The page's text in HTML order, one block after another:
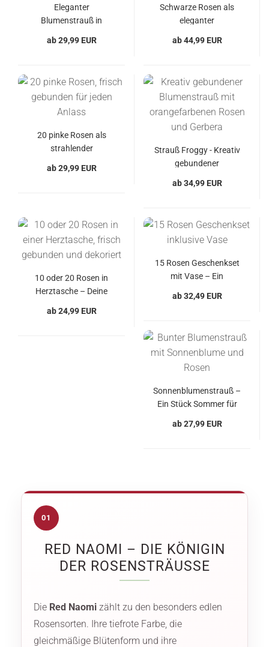
Eleganter
Blumenstrauß in
ab 29,99 EUR
Schwarze Rosen als
eleganter
ab 44,99 EUR
20 pinke Rosen als
strahlender
ab 29,99 EUR
Strauß Froggy - Kreativ
gebundener
Anlass
ab 34,99 EUR
10 oder 20 Rosen in
Herztasche – Deine
Momente
ab 24,99 EUR
15 Rosen Geschenkset
mit Vase – Ein
ab 32,49 EUR
Sonnenblumenstrauß –
Ein Stück Sommer für
ab 27,99 EUR
01
RED NAOMI – DIE KÖNIGIN
DER ROSENSTRÄUSSE
Die Red Naomi zählt zu den besonders edlen
Rosensorten. Ihre tiefrote Farbe, die
gleichmäßige Blütenform und ihre